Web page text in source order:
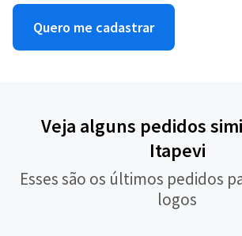
Quero me cadastrar
Veja alguns pedidos
Itapevi
Esses são os últimos pedidos
logos